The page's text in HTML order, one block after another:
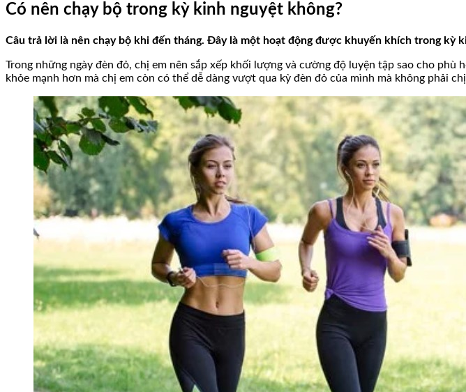
Có nên chạy bộ trong kỳ kinh nguyệt không?
Câu trả lời là nên chạy bộ khi đến tháng. Đây là một hoạt động được khuyến khích trong kỳ
Trong những ngày đèn đỏ, chị em nên sắp xếp khối lượng và cường độ luyện tập sao cho
khỏe mạnh hơn mà chị em còn có thể dễ dàng vượt qua kỳ đèn đỏ của mình mà không phải